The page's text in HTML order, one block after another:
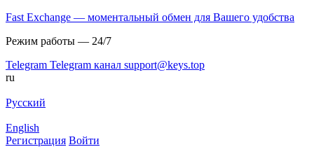
Fast Exchange — моментальный обмен для Вашего удобства
Режим работы — 24/7
Telegram Telegram канал support@keys.top
ru
Русский
English
Регистрация Войти